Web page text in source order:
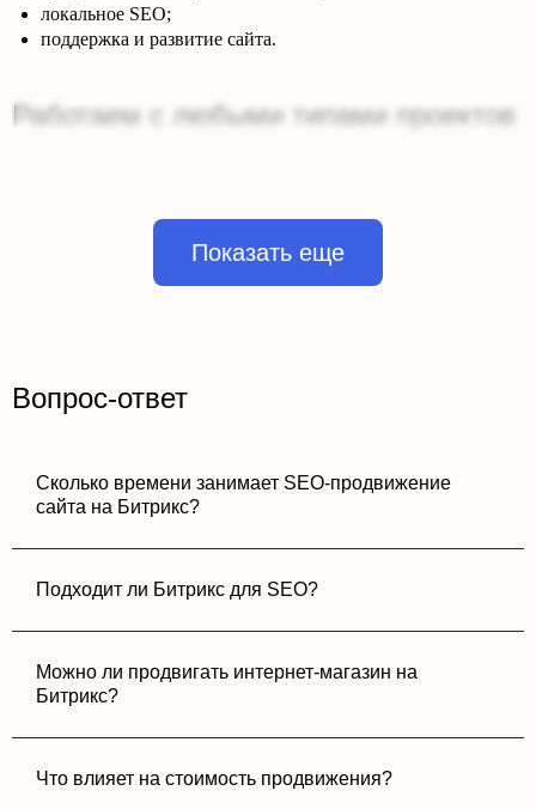
локальное SEO;
поддержка и развитие сайта.
Работаем с любыми типами проектов
региональные проекты.
Прозрачная отчетность
Каждый месяц клиент получает:
выполненные работы;
рекомендации;
Показать еще
Вопрос-ответ
Сколько времени занимает SEO-продвижение
сайта на Битрикс?
Подходит ли Битрикс для SEO?
Можно ли продвигать интернет-магазин на
Битрикс?
Что влияет на стоимость продвижения?